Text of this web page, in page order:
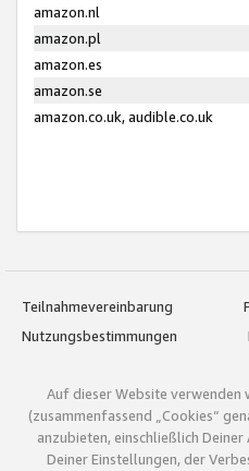
amazon.nl
amazon.pl
amazon.es
amazon.se
amazon.co.uk, audible.co.uk
Teilnahmevereinbarung
Nutzungsbestimmungen
Auf dieser Website verwenden
(zusammenfassend „Cookies“
anzubieten, einschließlich
Deiner Einstellungen, der